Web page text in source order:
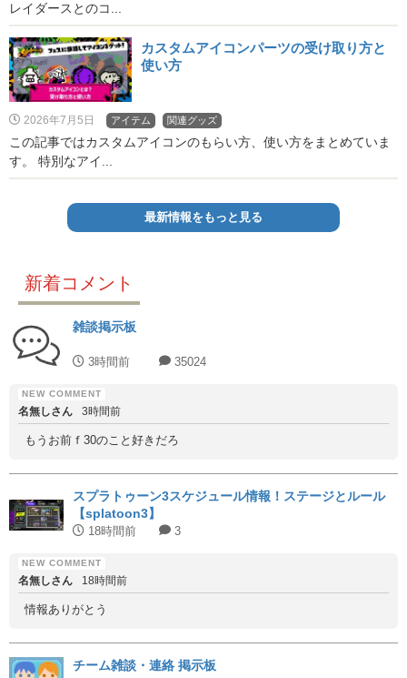
レイダースとのコ...
カスタムアイコンパーツの受け取り方と
使い方
2026年7月5日 アイテム 関連グッズ
この記事ではカスタムアイコンのもらい方、使い方をまとめていま
す。 特別なアイ...
最新情報をもっと見る
新着コメント
雑談掲示板
3時間前 35024
名無しさん 3時間前
もうお前ｆ30のこと好きだろ
スプラトゥーン3スケジュール情報！ステージとルール
【splatoon3】
18時間前 3
名無しさん 18時間前
情報ありがとう
チーム雑談・連絡 掲示板